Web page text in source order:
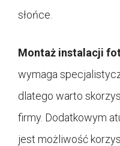
słońce.
Montaż instalacji
wymaga
dlatego warto
firmy. Dodatkowym
jest możliwość